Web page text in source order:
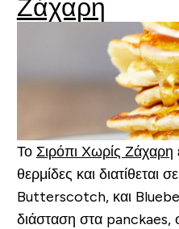
Ζάχαρη
Το Σιρόπι Χωρίς Ζάχαρη
θερμίδες και διατίθεται
Butterscotch, και
διάσταση στα panckaes,